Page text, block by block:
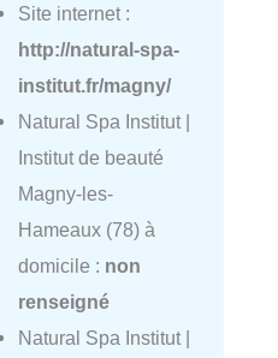
Site internet :
http://natural-spa-
institut.fr/magny/
Natural Spa Institut |
Institut de beauté
Magny-les-
Hameaux (78) à
domicile : non
renseigné
Natural Spa Institut |